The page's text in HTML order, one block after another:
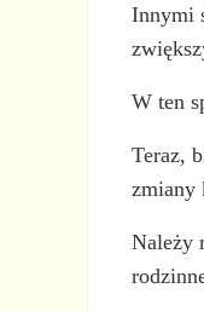
Innymi
W ten
Teraz,
zmiany
Należy